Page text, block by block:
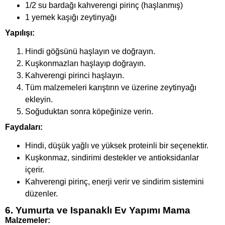
1/2 su bardağı kahverengi pirinç (haşlanmış)
1 yemek kaşığı zeytinyağı
Yapılışı:
Hindi göğsünü haşlayın ve doğrayın.
Kuşkonmazları haşlayıp doğrayın.
Kahverengi pirinci haşlayın.
Tüm malzemeleri karıştırın ve üzerine zeytinyağı
ekleyin.
Soğuduktan sonra köpeğinize verin.
Faydaları:
Hindi, düşük yağlı ve yüksek proteinli bir seçenektir.
Kuşkonmaz, sindirimi destekler ve antioksidanlar
içerir.
Kahverengi pirinç, enerji verir ve sindirim sistemini
düzenler.
6. Yumurta ve Ispanaklı Ev Yapımı Mama
Malzemeler: